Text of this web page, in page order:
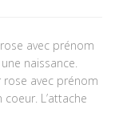
avec prénom
naissance.
rose avec prénom
L’attache